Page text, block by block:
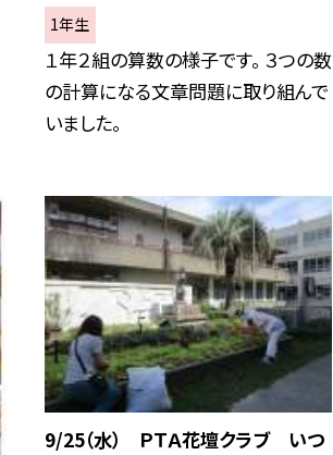
1年生
１年２組の算数の様子です。 ３つの数
の計算になる文章問題に取り組んで
いました。
9/25（水） ＰＴＡ花壇クラブ いつ